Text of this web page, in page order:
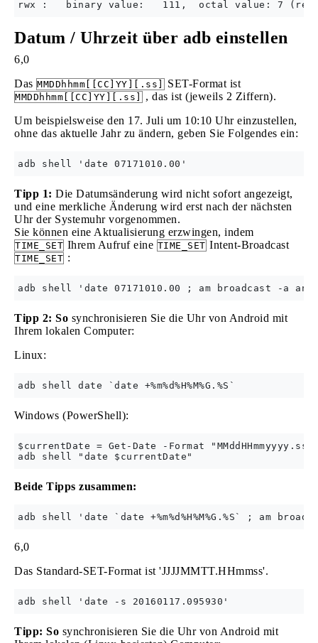
Datum / Uhrzeit über adb einstellen
6,0
Das MMDDhhmm[[CC]YY][.ss] SET-Format ist
MMDDhhmm[[CC]YY][.ss]
, das ist (jeweils 2 Ziffern).
Um beispielsweise den 17. Juli um 10:10 Uhr einzustellen,
ohne das aktuelle Jahr zu ändern, geben Sie Folgendes ein:
Tipp 1: Die Datumsänderung wird nicht sofort angezeigt,
und eine merkliche Änderung wird erst nach der nächsten
Uhr der Systemuhr vorgenommen.
Sie können eine Aktualisierung erzwingen, indem
TIME_SET Ihrem Aufruf eine TIME_SET Intent-Broadcast
TIME_SET :
Tipp 2: So synchronisieren Sie die Uhr von Android mit
Ihrem lokalen Computer:
Linux:
Windows (PowerShell):
$currentDate = Get-Date -Format
Beide Tipps zusammen:
6,0
Das Standard-SET-Format ist 'JJJJMMTT.HHmmss'.
Tipp: So synchronisieren Sie die Uhr von Android mit